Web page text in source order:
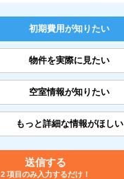
初期費用が知りたい
物件を実際に見たい
空室情報が知りたい
もっと詳細な情報がほしい
送信する
2 項目のみ入力するだけ！